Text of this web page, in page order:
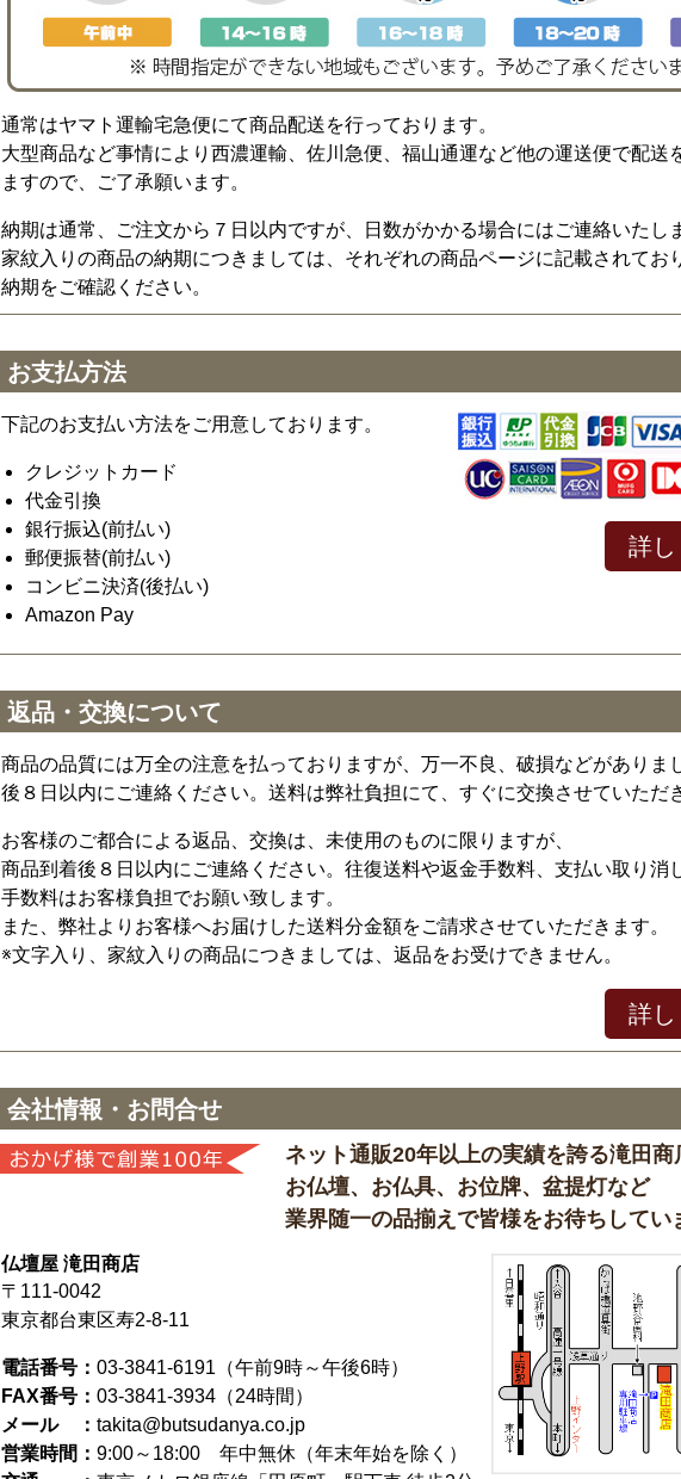
通常はヤマト運輸宅急便にて商品配送を行っております。
大型商品など事情により西濃運輸、佐川急便、福山通運など他の運送便で配送
ますので、ご了承願います。
納期は通常、ご注文から７日以内ですが、日数がかかる場合にはご連絡いたし
家紋入りの商品の納期につきましては、それぞれの商品ページに記載されてお
納期をご確認ください。
お支払方法
下記のお支払い方法をご用意しております。
クレジットカード
代金引換
銀行振込(前払い)
郵便振替(前払い)
コンビニ決済(後払い)
Amazon Pay
詳し
返品・交換について
商品の品質には万全の注意を払っておりますが、万一不良、破損などがありま
後８日以内にご連絡ください。送料は弊社負担にて、すぐに交換させていただ
お客様のご都合による返品、交換は、未使用のものに限りますが、
商品到着後８日以内にご連絡ください。往復送料や返金手数料、支払い取り消
手数料はお客様負担でお願い致します。
また、弊社よりお客様へお届けした送料分金額をご請求させていただきます。
※文字入り、家紋入りの商品につきましては、返品をお受けできません。
詳し
会社情報・お問合せ
ネット通販20年以上の実績を誇る滝田商
お仏壇、お仏具、お位牌、盆提灯など
業界随一の品揃えで皆様をお待ちしてい
仏壇屋 滝田商店
〒111-0042
東京都台東区寿2-8-11
電話番号： 03-3841-6191 （午前9時～午後6時）
FAX番号： 03-3841-3934（24時間）
メール ： takita@butsudanya.co.jp
営業時間： 9:00～18:00 年中無休（年末年始を除く）